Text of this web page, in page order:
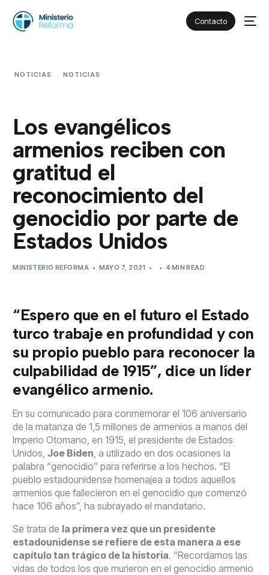
Contacto
NOTICIAS NOTICIAS
Los evangélicos
armenios reciben con
gratitud el
reconocimiento del
genocidio por parte de
Estados Unidos
MINISTERIO REFORMA MAYO 7, 2021 4 MIN READ
“Espero que en el futuro el Estado
turco trabaje en profundidad y con
su propio pueblo para reconocer la
culpabilidad de 1915”, dice un líder
evangélico armenio.
En su comunicado para conmemorar el 106 aniversario
de la matanza de 1,5 millones de armenios a manos del
Imperio Otomano, en 1915, el presidente de Estados
Unidos,Joe Biden, a utilizado en dos ocasiones la
palabra “genocidio” para referirse a los hechos. “El
pueblo estadounidense homenajea a todos aquellos
armenios que fallecieron en el genocidio que comenzó
hace 106 años”, ha subrayado el mandatario.
Se trata de la primera vez que un presidente
estadounidense se refiere de esta manera a ese
capítulo tan trágico de la historia. “Recordamos las
vidas de todos los que murieron en el genocidio armenio